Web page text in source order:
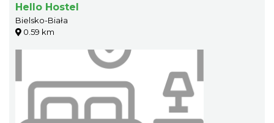
Hello Hostel
Bielsko-Biała
0.59 km